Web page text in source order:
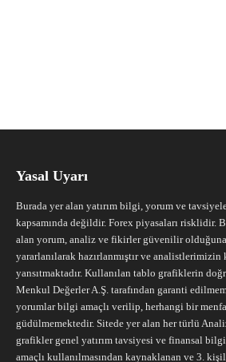
Yasal Uyarı
Burada yer alan yatırım bilgi, yorum ve
kapsamında değildir. Forex piyasaları risklidir.
alan yorum, analiz ve fikirler güvenilir
yararlanılarak hazırlanmıştır ve
yansıtmaktadır. Kullanılan tablo grafiklerin
Menkul Değerler A.Ş. tarafından garanti
yorumlar bilgi amaçlı verilip, herhangi bir
güdülmemektedir. Sitede yer alan her türlü
grafikler genel yatırım tavsiyesi ve finansal
amaçlı kullanılmasından kaynaklanan ve 3.